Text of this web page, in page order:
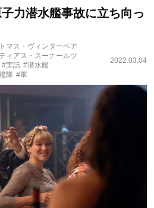
力潜水艦事故に立ち向っ
マス・ヴィンターベア
ィアス・スーナールツ
#実話 #潜水艦
隊 #軍
2022.03.04